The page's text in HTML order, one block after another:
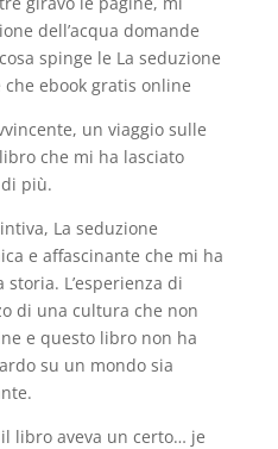
dell’acqua domande
spinge le La seduzione
che ebook gratis online
un viaggio sulle
che mi ha lasciato
più.
La seduzione
e affascinante che mi ha
L’esperienza di
di una cultura che non
e questo libro non ha
su un mondo sia
libro aveva un certo… je